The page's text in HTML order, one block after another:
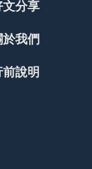
文分享
於我們
說明